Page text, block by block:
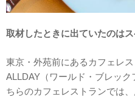
取材したときに出ていたのは
東京・外苑前にあるカフェレ
ALLDAY（ワールド・ブレッ
ちらのカフェレストランでは